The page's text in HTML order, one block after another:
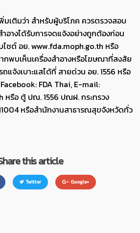
มเติมว่า สำหรับผู้บริโภค ควรตรวจสอบ
ำอางได้รับการจดแจ้งอย่างถูกต้องก่อน
ไซต์ อย. www.fda.moph.go.th หรือ
ากพบเห็นเครื่องสำอางหรือโฆษณาที่สงสัย
แจ้งเบาะแสได้ที่ สายด่วน อย. 1556 หรือ
FDA Thai, E-mail:
หรือ ตู้ ปณ. 1556 ปณฝ. กระทรวง
หรือสำนักงานสาธารณสุขจังหวัดทั่ว
this article
Twitter Google+